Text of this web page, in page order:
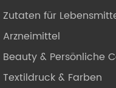
Zutaten für
Arzneimittel
Beauty & Persönliche
Textildruck & Farben